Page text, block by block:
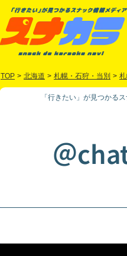
TOP > 北海道 > 札幌・石狩・当別 >
「行きたい」が見つかる
＠